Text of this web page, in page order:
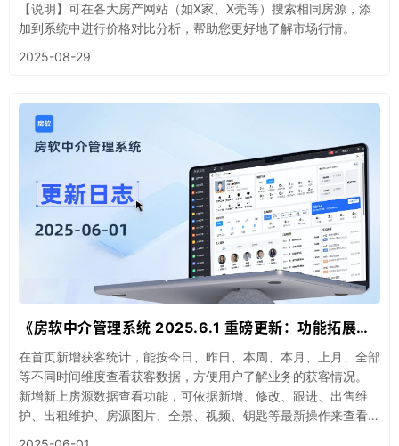
【说明】可在各大房产网站（如X家、X壳等）搜索相同房源，添
加到系统中进行价格对比分析，帮助您更好地了解市场行情。
2025-08-29
《房软中介管理系统 2025.6.1 重磅更新：功能拓展与优化全解析》
在首页新增获客统计，能按今日、昨日、本周、本月、上月、全部
等不同时间维度查看获客数据，方便用户了解业务的获客情况。
新增新上房源数据查看功能，可依据新增、修改、跟进、出售维
护、出租维护、房源图片、全景、视频、钥匙等最新操作来查看，